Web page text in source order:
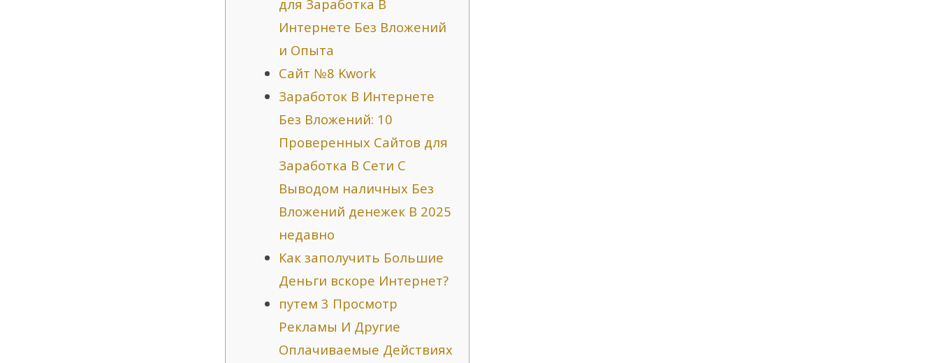
для Заработка В
Интернете Без Вложений
и Опыта
Сайт №8 Kwork
Заработок В Интернете
Без Вложений: 10
Проверенных Сайтов для
Заработка В Сети С
Выводом наличных Без
Вложений денежек В 2025
недавно
Как заполучить Большие
Деньги вскоре Интернет?
путем 3 Просмотр
Рекламы И Другие
Оплачиваемые Действиях